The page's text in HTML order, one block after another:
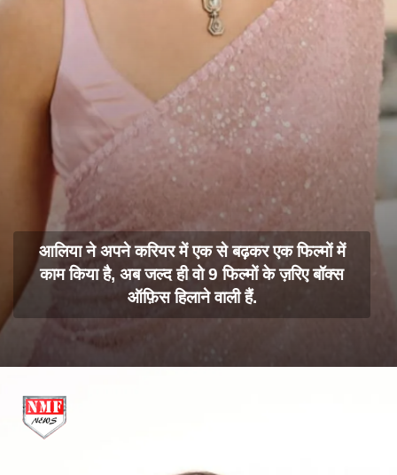
आलिया ने अपने करियर में एक से बढ़कर एक फिल्मों में
काम किया है, अब जल्द ही वो 9 फिल्मों के ज़रिए बॉक्स
ऑफ़िस हिलाने वाली हैं.